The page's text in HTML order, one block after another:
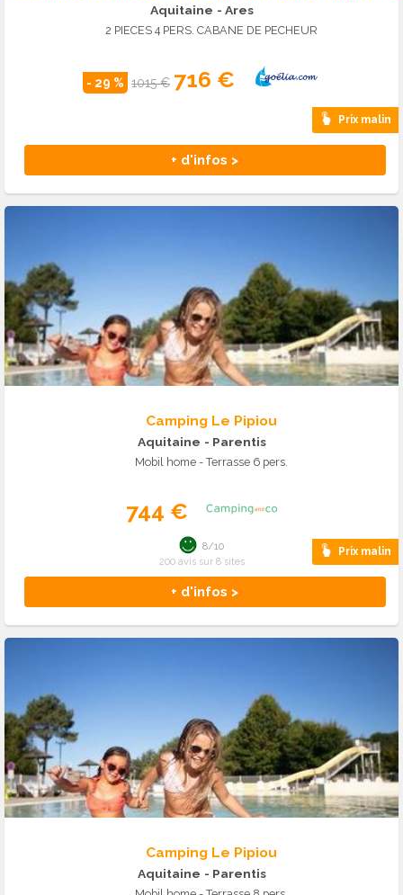
Aquitaine - Ares
2 PIECES 4 PERS. CABANE DE PECHEUR
- 29 % 1015 € 716 €
Prix malin
+ d'infos >
Camping Le Pipiou
Aquitaine - Parentis
Mobil home - Terrasse 6 pers.
744 €
Prix malin
+ d'infos >
8/10
200 avis sur 8 sites
Camping Le Pipiou
Aquitaine - Parentis